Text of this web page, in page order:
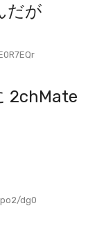
だが
2chMate
dg0